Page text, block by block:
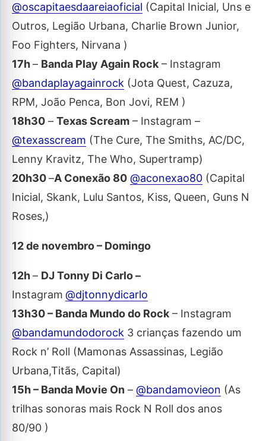
@oscapitaesdaareiaoficial (Capital Inicial, Uns e
Outros, Legião Urbana, Charlie Brown Junior,
Foo Fighters, Nirvana )
17h– Banda Play Again Rock – Instagram
@bandaplayagainrock (Jota Quest, Cazuza,
RPM, João Penca, Bon Jovi, REM )
18h30 – Texas Scream – Instagram –
@texasscream (The Cure, The Smiths, AC/DC,
Lenny Kravitz, The Who, Supertramp)
20h30–A Conexão 80 @aconexao80 (Capital
Inicial, Skank, Lulu Santos, Kiss, Queen, Guns N
Roses,)
12 de novembro – Domingo
12h– DJ Tonny Di Carlo –
Instagram @djtonnydicarlo
13h30 – Banda Mundo do Rock – Instagram
@bandamundodorock 3 crianças fazendo um
Rock n’ Roll (Mamonas Assassinas, Legião
Urbana,Titãs, Capital)
15h – Banda Movie On – @bandamovieon (As
trilhas sonoras mais Rock N Roll dos anos
80/90 )